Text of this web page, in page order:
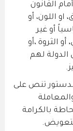
القانون
اللون، أو
أو غير
الثروة ،أو
الدولة لهم
تنص على
بالكرامة